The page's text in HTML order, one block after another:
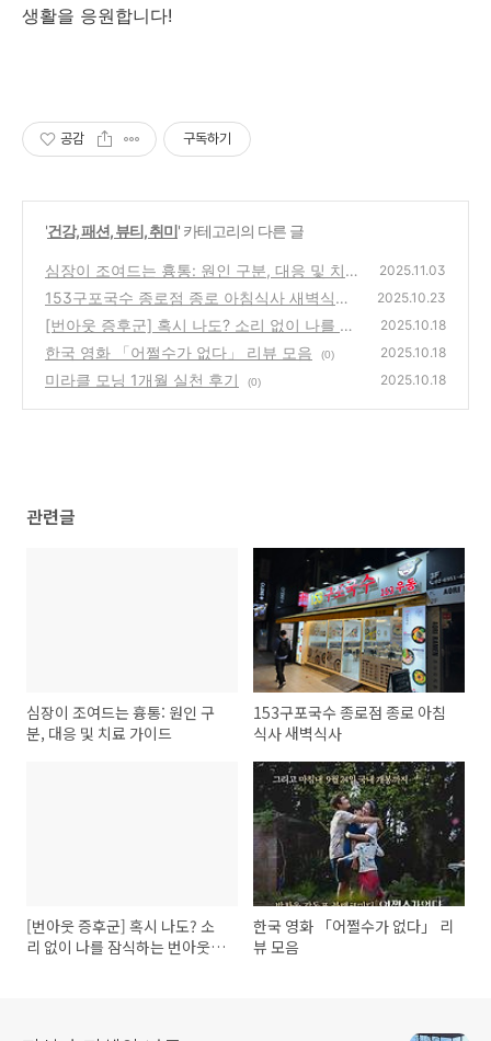
생활을 응원합니다!
공감 구독하기
'건강, 패션, 뷰티, 취미' 카테고리의 다른 글
심장이 조여드는 흉통: 원인 구분, 대응 및 치
료 가이드
(0)
2025.11.03
153구포국수 종로점 종로 아침식사 새벽식사
(0)
2025.10.23
[번아웃 증후군] 혹시 나도? 소리 없이 나를 잠
식하는 번아웃 증상과 완벽 극복 가이드
(0)
2025.10.18
한국 영화 「어쩔수가 없다」 리뷰 모음 (0) 2025.10.18
미라클 모닝 1개월 실천 후기 (0) 2025.10.18
관련글
심장이 조여드는 흉통: 원인 구
분, 대응 및 치료 가이드
153구포국수 종로점 종로 아침
식사 새벽식사
[번아웃 증후군] 혹시 나도? 소
리 없이 나를 잠식하는 번아웃
한국 영화 「어쩔수가 없다」 리
뷰 모음